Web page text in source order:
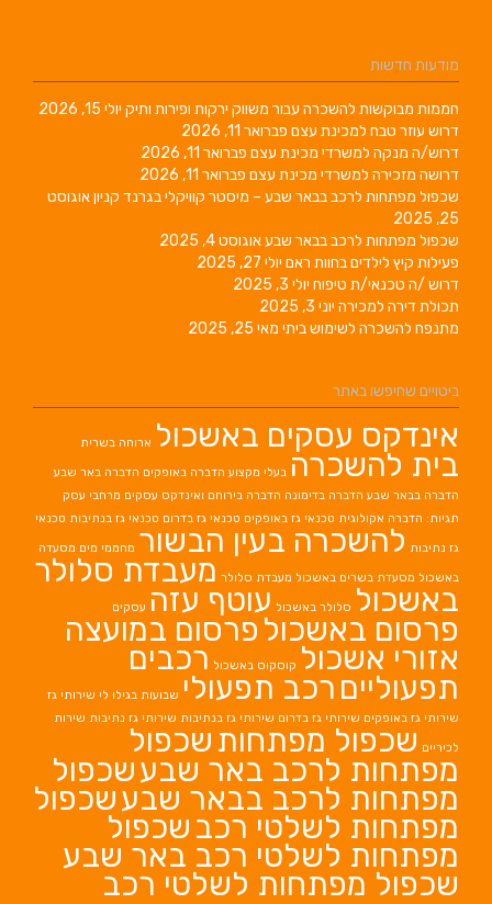
מודעות חדשות
חממות מבוקשות להשכרה עבור משווק ירקות ופירות ותיק יולי 15, 2026
דרוש עוזר טבח למכינת עצם פברואר 11, 2026
דרוש/ה מנקה למשרדי מכינת עצם פברואר 11, 2026
דרושה מזכירה למשרדי מכינת עצם פברואר 11, 2026
שכפול מפתחות לרכב בבאר שבע – מיסטר קוויקלי בגרנד קניוןאוגוסט
25, 2025
שכפול מפתחות לרכב בבאר שבעאוגוסט 4, 2025
פעילות קיץ לילדים בחוות ראם יולי 27, 2025
דרוש /ה טכנאי/ת טיפוח יולי 3, 2025
תכולת דירה למכירה יוני 3, 2025
מתנפח להשכרה לשימוש ביתי מאי 25, 2025
ביטויים שחיפשו באתר
אינדקס עסקים באשכול ארוחה בשרית
בית להשכרה בעלי מקצוע הדברה באופקים הדברה באר שבע
הדברה בבאר שבע הדברה בדימונה הדברה בירוחם ואינדקס עסקים מרחבי עסק
תגיות: הדברה אקולוגית טכנאי גז באופקים טכנאי גז בדרום טכנאי גז בנתיבות טכנאי
גז נתיבות להשכרה בעין הבשור מחממי מים מסעדה
באשכול מסעדת בשרים באשכול מעבדת סלולר מעבדת סלולר
באשכול סלולר באשכול עוטף עזה עסקים
פרסום באשכול פרסום במועצה
אזורי אשכול קוסקוס באשכול רכבים
תפעוליים רכב תפעולי שבועות בגילו לי שירותי גז
שירותי גז באופקים שירותי גז בדרום שירותי גז בנתיבות שירותי גז נתיבות שירות
לכיריים שכפול מפתחות שכפול
מפתחות לרכב באר שבעשכפול
מפתחות לרכב בבאר שבעשכפול
מפתחות לשלטי רכב שכפול
מפתחות לשלטי רכב באר שבע
שכפול מפתחות לשלטי רכב